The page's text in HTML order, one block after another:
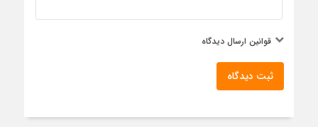
قوانین ارسال دیدگاه
ثبت دیدگاه